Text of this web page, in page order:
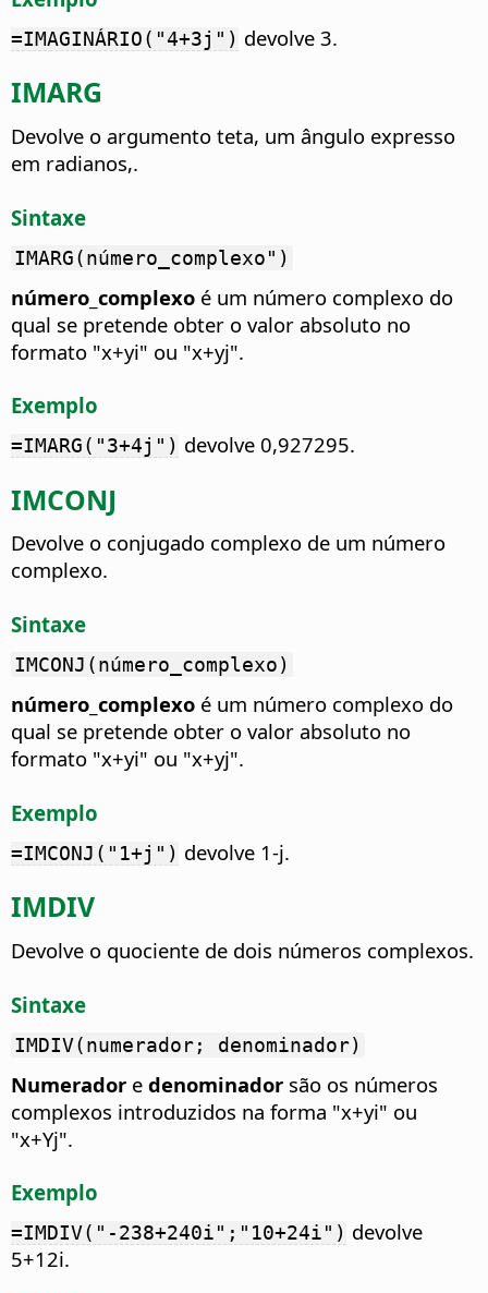
=IMAGINÁRIO("4+3j") devolve 3.
IMARG
Devolve o argumento teta, um ângulo expresso
em radianos,.
Sintaxe
IMARG(número_complexo")
número_complexo é um número complexo do
qual se pretende obter o valor absoluto no
formato "x+yi" ou "x+yj".
Exemplo
=IMARG("3+4j") devolve 0,927295.
IMCONJ
Devolve o conjugado complexo de um número
complexo.
Sintaxe
IMCONJ(número_complexo)
número_complexo é um número complexo do
qual se pretende obter o valor absoluto no
formato "x+yi" ou "x+yj".
Exemplo
=IMCONJ("1+j") devolve 1-j.
IMDIV
Devolve o quociente de dois números complexos.
Sintaxe
IMDIV(numerador; denominador)
Numerador e denominador são os números
complexos introduzidos na forma "x+yi" ou
"x+Yj".
Exemplo
=IMDIV("-238+240i";"10+24i") devolve
5+12i.